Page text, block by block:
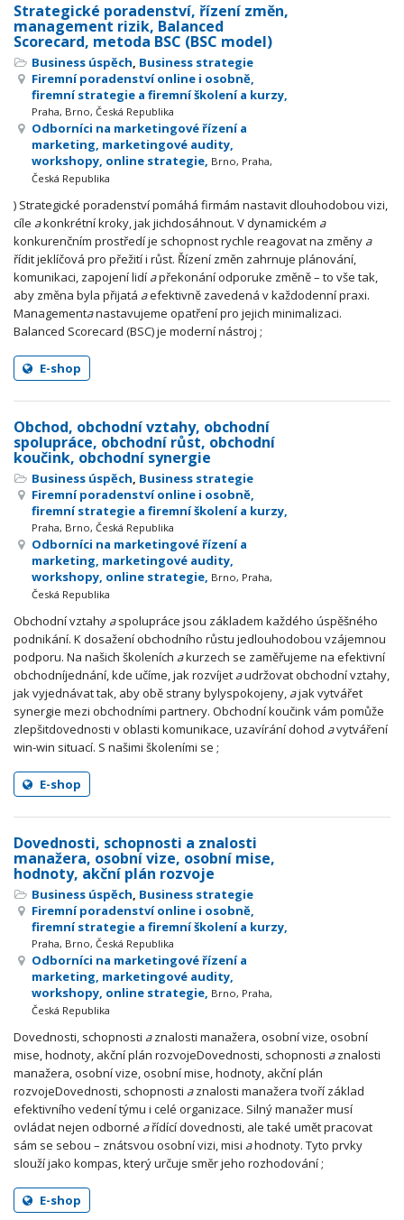
Strategické poradenství, řízení změn,
management rizik, Balanced
Scorecard, metoda BSC (BSC model)
Business úspěch, Business strategie
Firemní poradenství online i osobně,
firemní strategie a firemní školení a kurzy,
Praha, Brno, Česká Republika
Odborníci na marketingové řízení a
marketing, marketingové audity,
workshopy, online strategie, Brno, Praha,
Česká Republika
) Strategické poradenství pomáhá firmám nastavit dlouhodobou vizi,
cíle akonkrétní kroky, jak jichdosáhnout. V dynamickém a
konkurenčním prostředí je schopnost rychle reagovat na změny a
řídit jeklíčová pro přežití i růst. Řízení změn zahrnuje plánování,
komunikaci, zapojení lidí apřekonání odporuke změně – to vše tak,
aby změna byla přijatá aefektivně zavedená v každodenní praxi.
Managementanastavujeme opatření pro jejich minimalizaci.
Balanced Scorecard (BSC) je moderní nástroj ;
E-shop
Obchod, obchodní vztahy, obchodní
spolupráce, obchodní růst, obchodní
koučink, obchodní synergie
Business úspěch, Business strategie
Firemní poradenství online i osobně,
firemní strategie a firemní školení a kurzy,
Praha, Brno, Česká Republika
Odborníci na marketingové řízení a
marketing, marketingové audity,
workshopy, online strategie, Brno, Praha,
Česká Republika
Obchodní vztahy aspolupráce jsou základem každého úspěšného
podnikání. K dosažení obchodního růstu jedlouhodobou vzájemnou
podporu. Na našich školeních akurzech se zaměřujeme na efektivní
obchodníjednání, kde učíme, jak rozvíjet audržovat obchodní vztahy,
jak vyjednávat tak, aby obě strany bylyspokojeny, ajak vytvářet
synergie mezi obchodními partnery. Obchodní koučink vám pomůže
zlepšitdovednosti v oblasti komunikace, uzavírání dohod avytváření
win-win situací. S našimi školeními se ;
E-shop
Dovednosti, schopnosti a znalosti
manažera, osobní vize, osobní mise,
hodnoty, akční plán rozvoje
Business úspěch, Business strategie
Firemní poradenství online i osobně,
firemní strategie a firemní školení a kurzy,
Praha, Brno, Česká Republika
Odborníci na marketingové řízení a
marketing, marketingové audity,
workshopy, online strategie, Brno, Praha,
Česká Republika
Dovednosti, schopnosti aznalosti manažera, osobní vize, osobní
mise, hodnoty, akční plán rozvojeDovednosti, schopnosti aznalosti
manažera, osobní vize, osobní mise, hodnoty, akční plán
rozvojeDovednosti, schopnosti aznalosti manažera tvoří základ
efektivního vedení týmu i celé organizace. Silný manažer musí
ovládat nejen odborné ařídící dovednosti, ale také umět pracovat
sám se sebou – znátsvou osobní vizi, misi ahodnoty. Tyto prvky
slouží jako kompas, který určuje směr jeho rozhodování ;
E-shop